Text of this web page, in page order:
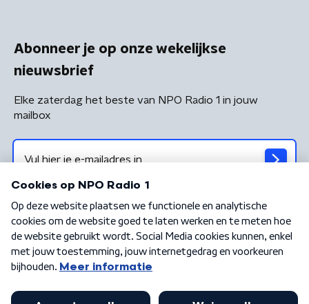
Abonneer je op onze wekelijkse
nieuwsbrief
Elke zaterdag het beste van NPO Radio 1 in jouw
mailbox
Algemene voorwaarden Privacybeleid